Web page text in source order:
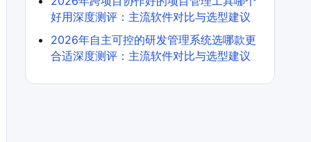
好用深度测评：主流软件对比与选型建议
2026年自主可控的研发管理系统选哪款更
合适深度测评：主流软件对比与选型建议